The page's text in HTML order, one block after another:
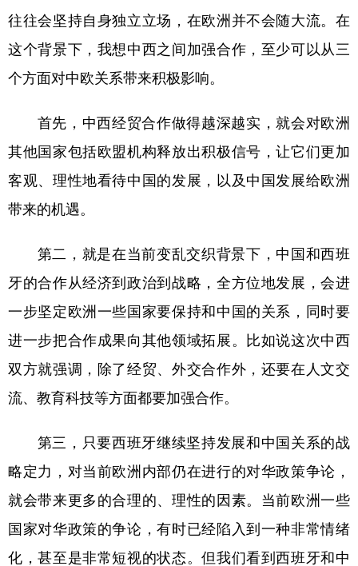
往往会坚持自身独立立场，在欧洲并不会随大流。在
这个背景下，我想中西之间加强合作，至少可以从三
个方面对中欧关系带来积极影响。
首先，中西经贸合作做得越深越实，就会对欧洲
其他国家包括欧盟机构释放出积极信号，让它们更加
客观、理性地看待中国的发展，以及中国发展给欧洲
带来的机遇。
第二，就是在当前变乱交织背景下，中国和西班
牙的合作从经济到政治到战略，全方位地发展，会进
一步坚定欧洲一些国家要保持和中国的关系，同时要
进一步把合作成果向其他领域拓展。比如说这次中西
双方就强调，除了经贸、外交合作外，还要在人文交
流、教育科技等方面都要加强合作。
第三，只要西班牙继续坚持发展和中国关系的战
略定力，对当前欧洲内部仍在进行的对华政策争论，
就会带来更多的合理的、理性的因素。当前欧洲一些
国家对华政策的争论，有时已经陷入到一种非常情绪
化，甚至是非常短视的状态。但我们看到西班牙和中